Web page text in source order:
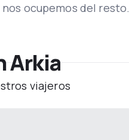
ocupemos del resto.
Arkia
viajeros